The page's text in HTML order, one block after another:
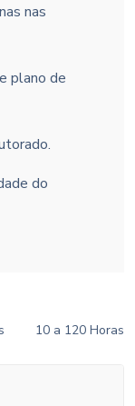
nas
plano de
do
10 a 120 Horas